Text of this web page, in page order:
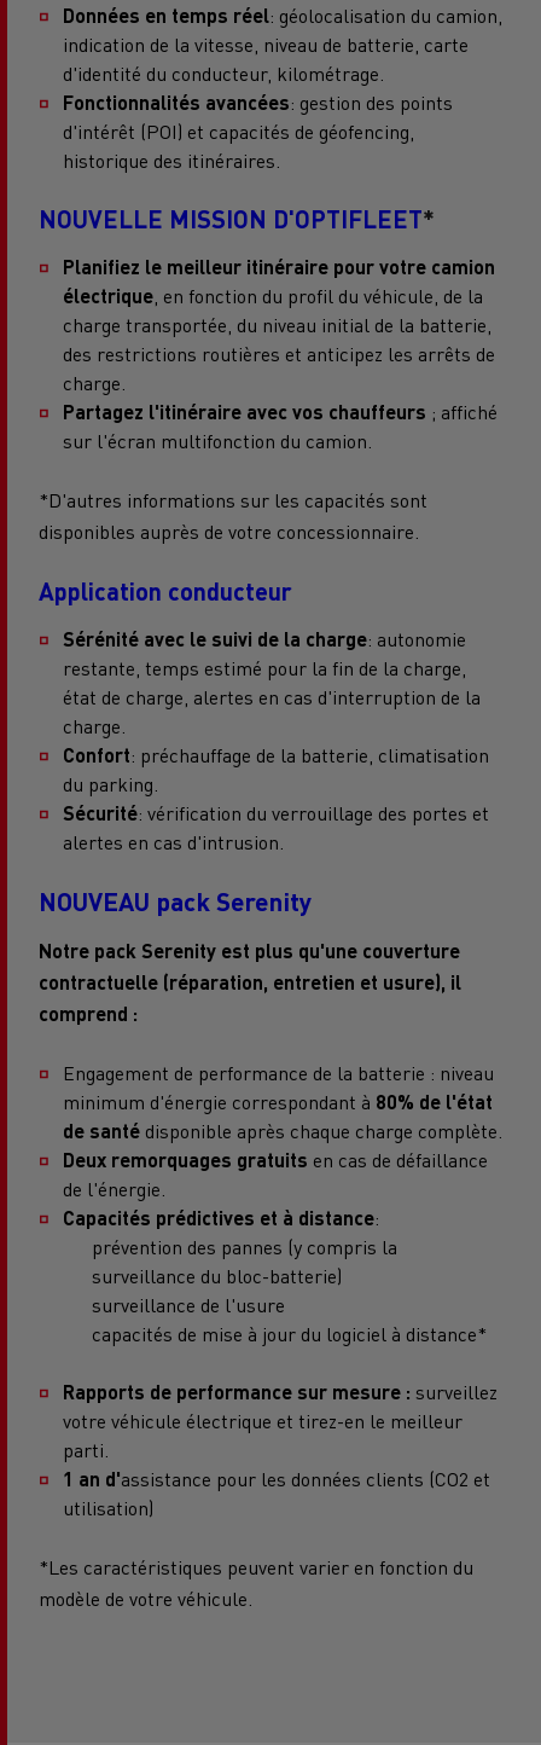
Données en temps réel: géolocalisation du camion,
indication de la vitesse, niveau de batterie, carte
d'identité du conducteur, kilométrage.
Fonctionnalités avancées: gestion des points
d'intérêt (POI) et capacités de géofencing,
historique des itinéraires.
NOUVELLE MISSION D'OPTIFLEET*
Planifiez le meilleur itinéraire pour votre camion
électrique , en fonction du profil du véhicule, de la
charge transportée, du niveau initial de la batterie,
des restrictions routières et anticipez les arrêts de
charge.
Partagez l'itinéraire avec vos chauffeurs ; affiché
sur l'écran multifonction du camion.
*D'autres informations sur les capacités sont
disponibles auprès de votre concessionnaire.
Application conducteur
Sérénité avec le suivi de la charge: autonomie
restante, temps estimé pour la fin de la charge,
état de charge, alertes en cas d'interruption de la
charge.
Confort: préchauffage de la batterie, climatisation
du parking.
Sécurité: vérification du verrouillage des portes et
alertes en cas d'intrusion.
NOUVEAU pack Serenity
Notre pack Serenity est plus qu'une couverture
contractuelle (réparation, entretien et usure), il
comprend :
Engagement de performance de la batterie : niveau
minimum d'énergie correspondant à 80% de l'état
de santé disponible après chaque charge complète.
Deux remorquages gratuits en cas de défaillance
de l'énergie.
Capacités prédictives et à distance:
prévention des pannes (y compris la
surveillance du bloc-batterie)
surveillance de l'usure
capacités de mise à jour du logiciel à distance*
Rapports de performance sur mesure : surveillez
votre véhicule électrique et tirez-en le meilleur
parti.
1 an d'assistance pour les données clients (CO2 et
utilisation)
*Les caractéristiques peuvent varier en fonction du
modèle de votre véhicule.